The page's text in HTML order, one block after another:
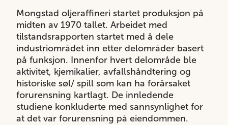
Mongstad oljeraffineri startet produksjon på
midten av 1970 tallet. Arbeidet med
tilstandsrapporten startet med å dele
industriområdet inn etter delområder basert
på funksjon. Innenfor hvert delområde ble
aktivitet, kjemikalier, avfallshåndtering og
historiske søl/ spill som kan ha forårsaket
forurensning kartlagt. De innledende
studiene konkluderte med sannsynlighet for
at det var forurensning på eiendommen.